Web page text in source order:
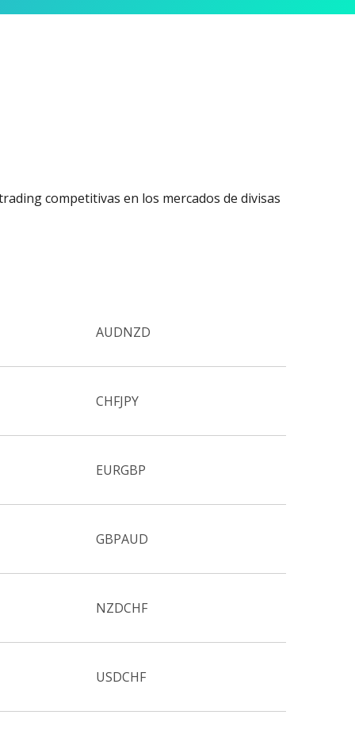
competitivas en los mercados de divisas
AUDNZD
CHFJPY
EURGBP
GBPAUD
NZDCHF
USDCHF